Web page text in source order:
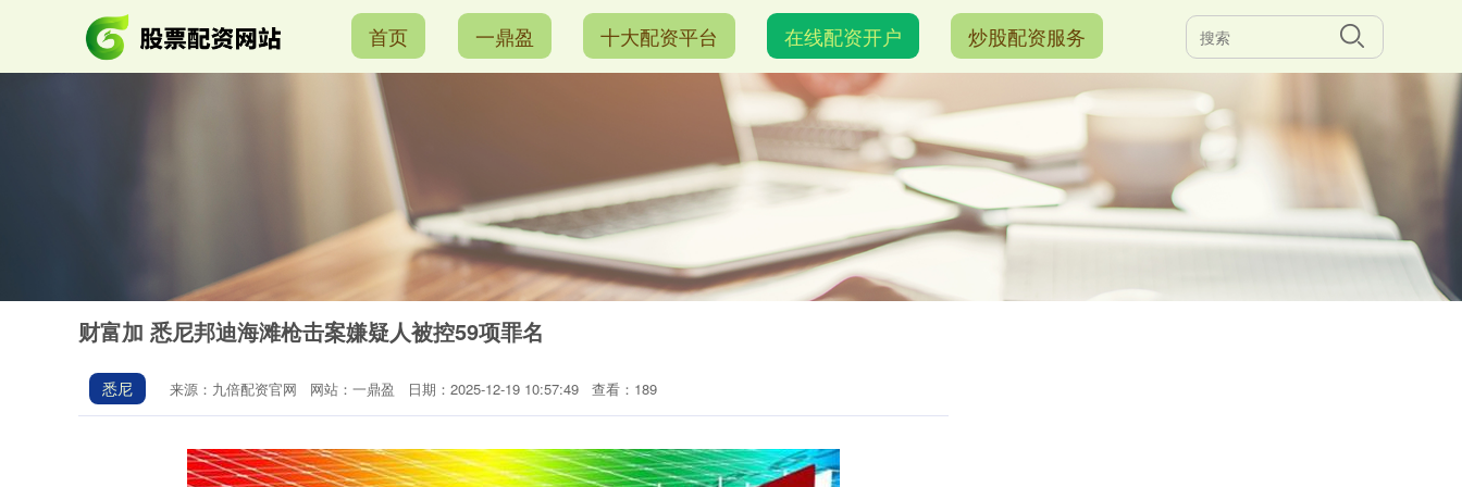
首页 一鼎盈 十大配资平台 在线配资开户 炒股配资服务
财富加 悉尼邦迪海滩枪击案嫌疑人被控59项罪名
悉尼 来源：九倍配资官网 网站：一鼎盈 日期：2025-12-19 10:57:49 查看：189